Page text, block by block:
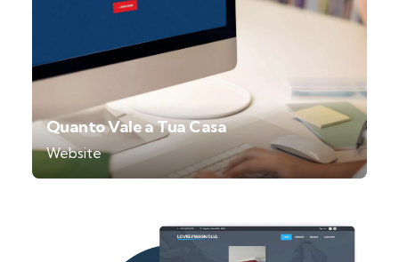
Quanto Vale a Tua Casa
Website